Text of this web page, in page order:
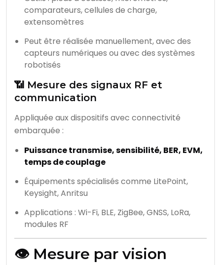
comparateurs, cellules de charge,
extensomètres
Peut être réalisée manuellement, avec des
capteurs numériques ou avec des systèmes
robotisés
📶 Mesure des signaux RF et
communication
Appliquée aux dispositifs avec connectivité
embarquée :
Puissance transmise, sensibilité, BER, EVM,
temps de couplage
Équipements spécialisés comme LitePoint,
Keysight, Anritsu
Applications : Wi-Fi, BLE, ZigBee, GNSS, LoRa,
modules RF
👁️ Mesure par vision